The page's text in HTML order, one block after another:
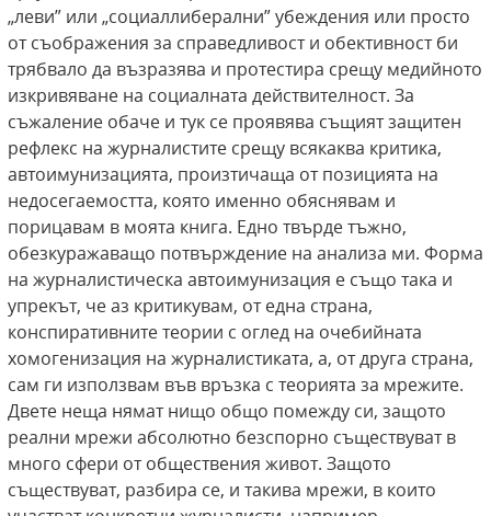
„леви” или „социаллиберални” убеждения или просто
от съображения за справедливост и обективност би
трябвало да възразява и протестира срещу медийното
изкривяване на социалната действителност. За
съжаление обаче и тук се проявява същият защитен
рефлекс на журналистите срещу всякаква критика,
автоимунизацията, произтичаща от позицията на
недосегаемостта, която именно обяснявам и
порицавам в моята книга. Едно твърде тъжно,
обезкуражаващо потвърждение на анализа ми. Форма
на журналистическа автоимунизация е също така и
упрекът, че аз критикувам, от една страна,
конспиративните теории с оглед на очебийната
хомогенизация на журналистиката, а, от друга страна,
сам ги използвам във връзка с теорията за мрежите.
Двете неща нямат нищо общо помежду си, защото
реални мрежи абсолютно безспорно съществуват в
много сфери от обществения живот. Защото
съществуват, разбира се, и такива мрежи, в които